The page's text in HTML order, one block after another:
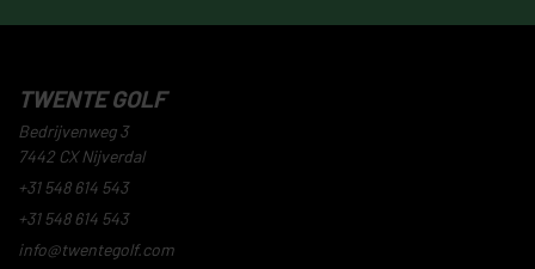
TWENTE GOLF
Bedrijvenweg 3
7442 CX Nijverdal
+31 548 614 543
+31 548 614 543
info@twentegolf.com